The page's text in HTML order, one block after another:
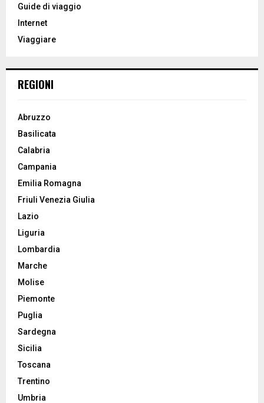
o
:
Guide di viaggio
Internet
Viaggiare
REGIONI
Abruzzo
Basilicata
Calabria
Campania
Emilia Romagna
Friuli Venezia Giulia
Lazio
Liguria
Lombardia
Marche
Molise
Piemonte
Puglia
Sardegna
Sicilia
Toscana
Trentino
Umbria